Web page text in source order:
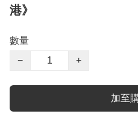
港》
數量
−
+
加至